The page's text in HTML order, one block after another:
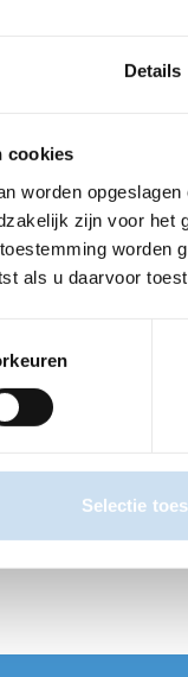
Details
cookies
worden
zijn voor het
worden
als u daarvoor
Selectie